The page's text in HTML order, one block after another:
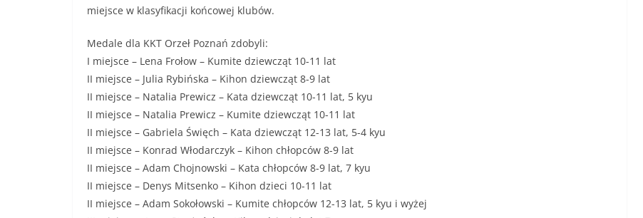
miejsce w klasyfikacji końcowej klubów.
Medale dla KKT Orzeł Poznań zdobyli:
I miejsce – Lena Frołow – Kumite dziewcząt 10-11 lat
II miejsce – Julia Rybińska – Kihon dziewcząt 8-9 lat
II miejsce – Natalia Prewicz – Kata dziewcząt 10-11 lat, 5 kyu
II miejsce – Natalia Prewicz – Kumite dziewcząt 10-11 lat
II miejsce – Gabriela Święch – Kata dziewcząt 12-13 lat, 5-4 kyu
II miejsce – Konrad Włodarczyk – Kihon chłopców 8-9 lat
II miejsce – Adam Chojnowski – Kata chłopców 8-9 lat, 7 kyu
II miejsce – Denys Mitsenko – Kihon dzieci 10-11 lat
II miejsce – Adam Sokołowski – Kumite chłopców 12-13 lat, 5 kyu i wyżej